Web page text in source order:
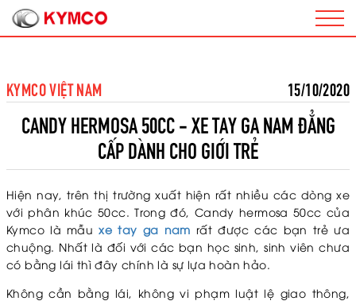
KYMCO VIỆT NAM 15/10/2020
CANDY HERMOSA 50CC - XE TAY GA NAM ĐẲNG
CẤP DÀNH CHO GIỚI TRẺ
Hiện nay, trên thị trường xuất hiện rất nhiều các dòng xe
với phân khúc 50cc. Trong đó, Candy hermosa 50cc của
Kymco là mẫuxe tay ga nam rất được các bạn trẻ ưa
chuộng. Nhất là đối với các bạn học sinh, sinh viên chưa
có bằng lái thì đây chính là sự lựa hoàn hảo.
Không cần bằng lái, không vi phạm luật lệ giao thông,